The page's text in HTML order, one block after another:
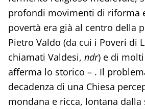
profondi movimenti di riforma
povertà era già al centro della
Pietro Valdo (da cui i Poveri di
chiamati Valdesi, ndr) e di
afferma lo storico – . Il
decadenza di una Chiesa
mondana e ricca, lontana dalla